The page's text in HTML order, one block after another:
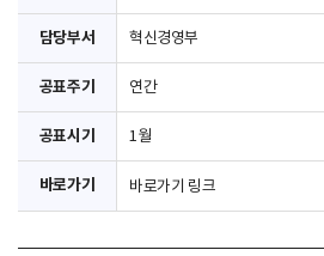
담당부서 혁신경영부
공표주기 연간
공표시기 1월
바로가기 바로가기 링크